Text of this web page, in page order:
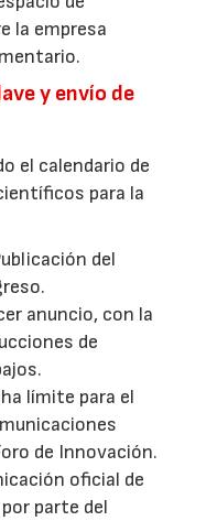
la empresa
y envío de
el calendario de
para la
del
anuncio, con la
de
límite para el
de Innovación.
oficial de
parte del